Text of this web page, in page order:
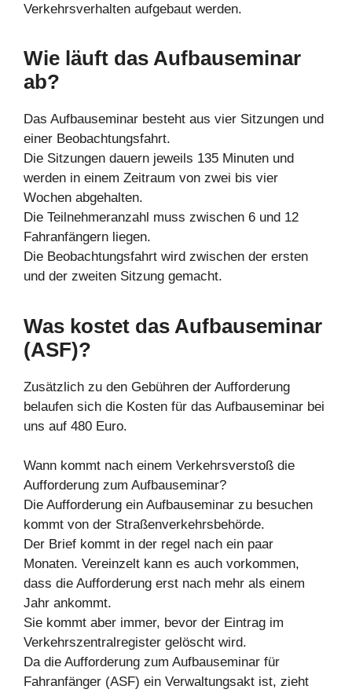
Verkehrsverhalten aufgebaut werden.
Wie läuft das Aufbauseminar
ab?
Das Aufbauseminar besteht aus vier Sitzungen und
einer Beobachtungsfahrt.
Die Sitzungen dauern jeweils 135 Minuten und
werden in einem Zeitraum von zwei bis vier
Wochen abgehalten.
Die Teilnehmeranzahl muss zwischen 6 und 12
Fahranfängern liegen.
Die Beobachtungsfahrt wird zwischen der ersten
und der zweiten Sitzung gemacht.
Was kostet das Aufbauseminar
(ASF)?
Zusätzlich zu den Gebühren der Aufforderung
belaufen sich die Kosten für das Aufbauseminar bei
uns auf 480 Euro.
Wann kommt nach einem Verkehrsverstoß die
Aufforderung zum Aufbauseminar?
Die Aufforderung ein Aufbauseminar zu besuchen
kommt von der Straßenverkehrsbehörde.
Der Brief kommt in der regel nach ein paar
Monaten. Vereinzelt kann es auch vorkommen,
dass die Aufforderung erst nach mehr als einem
Jahr ankommt.
Sie kommt aber immer, bevor der Eintrag im
Verkehrszentralregister gelöscht wird.
Da die Aufforderung zum Aufbauseminar für
Fahranfänger (ASF) ein Verwaltungsakt ist, zieht